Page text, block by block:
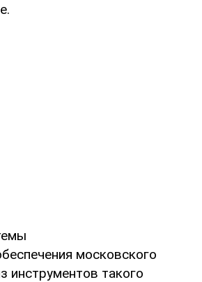
московского
инструментов такого